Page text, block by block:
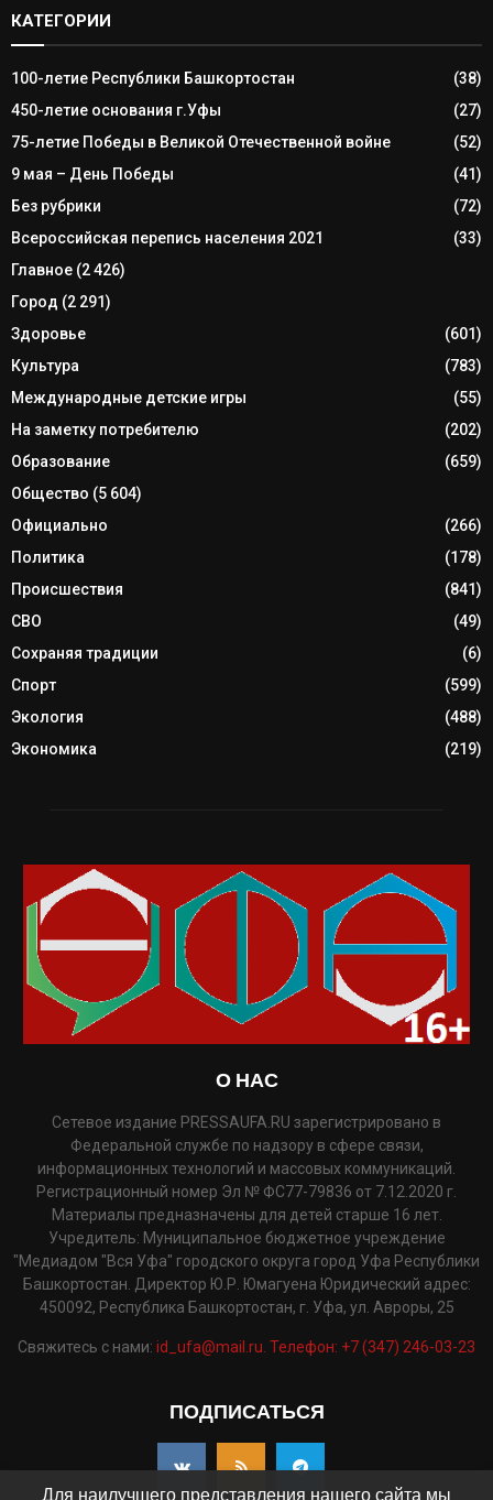
КАТЕГОРИИ
100-летие Республики Башкортостан
(38)
450-летие основания г.Уфы
(27)
75-летие Победы в Великой Отечественной войне
(52)
9 мая – День Победы
(41)
Без рубрики
(72)
Всероссийская перепись населения 2021
(33)
Главное (2 426)
Город (2 291)
Здоровье
(601)
Культура
(783)
Международные детские игры
(55)
На заметку потребителю
(202)
Образование
(659)
Общество (5 604)
Официально
(266)
Политика
(178)
Происшествия
(841)
СВО
(49)
Сохраняя традиции
(6)
Спорт
(599)
Экология
(488)
Экономика
(219)
О НАС
Сетевое издание PRESSAUFA.RU зарегистрировано в
Федеральной службе по надзору в сфере связи,
информационных технологий и массовых коммуникаций.
Регистрационный номер Эл № ФС77-79836 от 7.12.2020 г.
Материалы предназначены для детей старше 16 лет.
Учредитель: Муниципальное бюджетное учреждение
"Медиадом "Вся Уфа" городского округа город Уфа Республики
Башкортостан. Директор Ю.Р. Юмагуена Юридический адрес:
450092, Республика Башкортостан, г. Уфа, ул. Авроры, 25
Свяжитесь с нами: id_ufa@mail.ru. Телефон: +7 (347) 246-03-23
ПОДПИСАТЬСЯ
Для наилучшего представления нашего сайта мы